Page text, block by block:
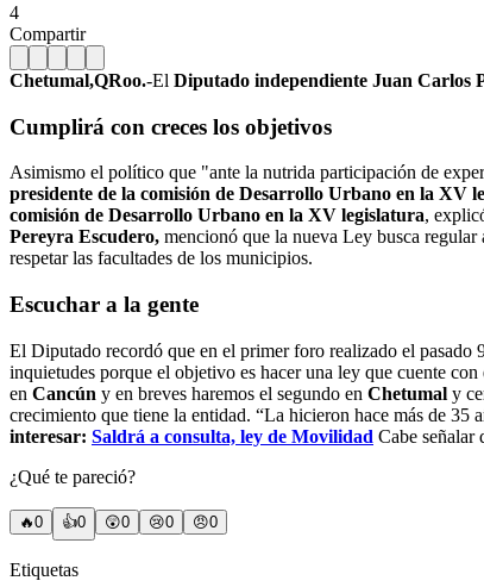
4
Compartir
Chetumal,QRoo.-El Diputado independiente Juan Carlos
Cumplirá con creces los objetivos
Asimismo el político que "ante la nutrida participación de
presidente de la comisión de Desarrollo Urbano en la XV
comisión de Desarrollo Urbano en la XV legislatura,
Pereyra Escudero, mencionó que la nueva Ley busca regular
respetar las facultades de los municipios.
Escuchar a la gente
El Diputado recordó que en el primer foro realizado el pasado
inquietudes porque el objetivo es hacer una ley que cuente
en Cancún y en breves haremos el segundo en Chetumal y
crecimiento que tiene la entidad. “La hicieron hace más de 35
interesar: Saldrá a consulta, ley de Movilidad Cabe señalar
¿Qué te pareció?
🔥0 👍0 😲0 😢0 😠0
Etiquetas